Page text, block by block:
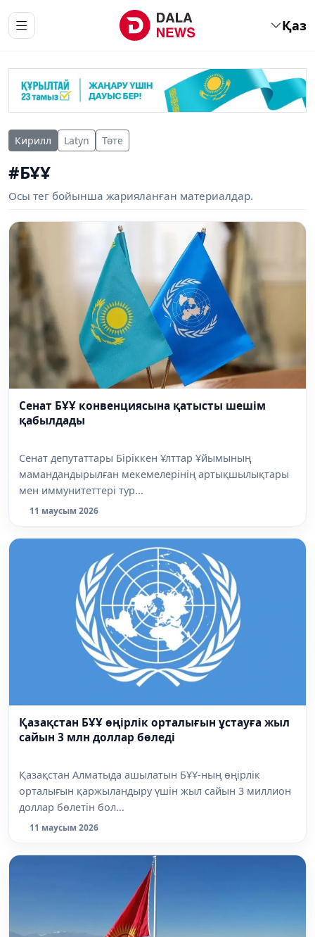
Қаз
Кирилл Latyn Төте
#БҰҰ
Осы тег бойынша жарияланған материалдар.
Сенат БҰҰ конвенциясына қатысты шешім
қабылдады
Сенат депутаттары Біріккен Ұлттар Ұйымының
мамандандырылған мекемелерінің артықшылықтары
мен иммунитеттері тур...
11 маусым 2026
Қазақстан БҰҰ өңірлік орталығын ұстауға жыл
сайын 3 млн доллар бөледі
Қазақстан Алматыда ашылатын БҰҰ-ның өңірлік
орталығын қаржыландыру үшін жыл сайын 3 миллион
доллар бөлетін бол...
11 маусым 2026